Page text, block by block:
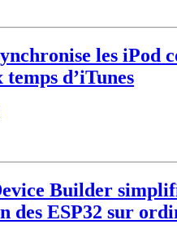
les iPod
d’iTunes
Builder
des ESP32 sur